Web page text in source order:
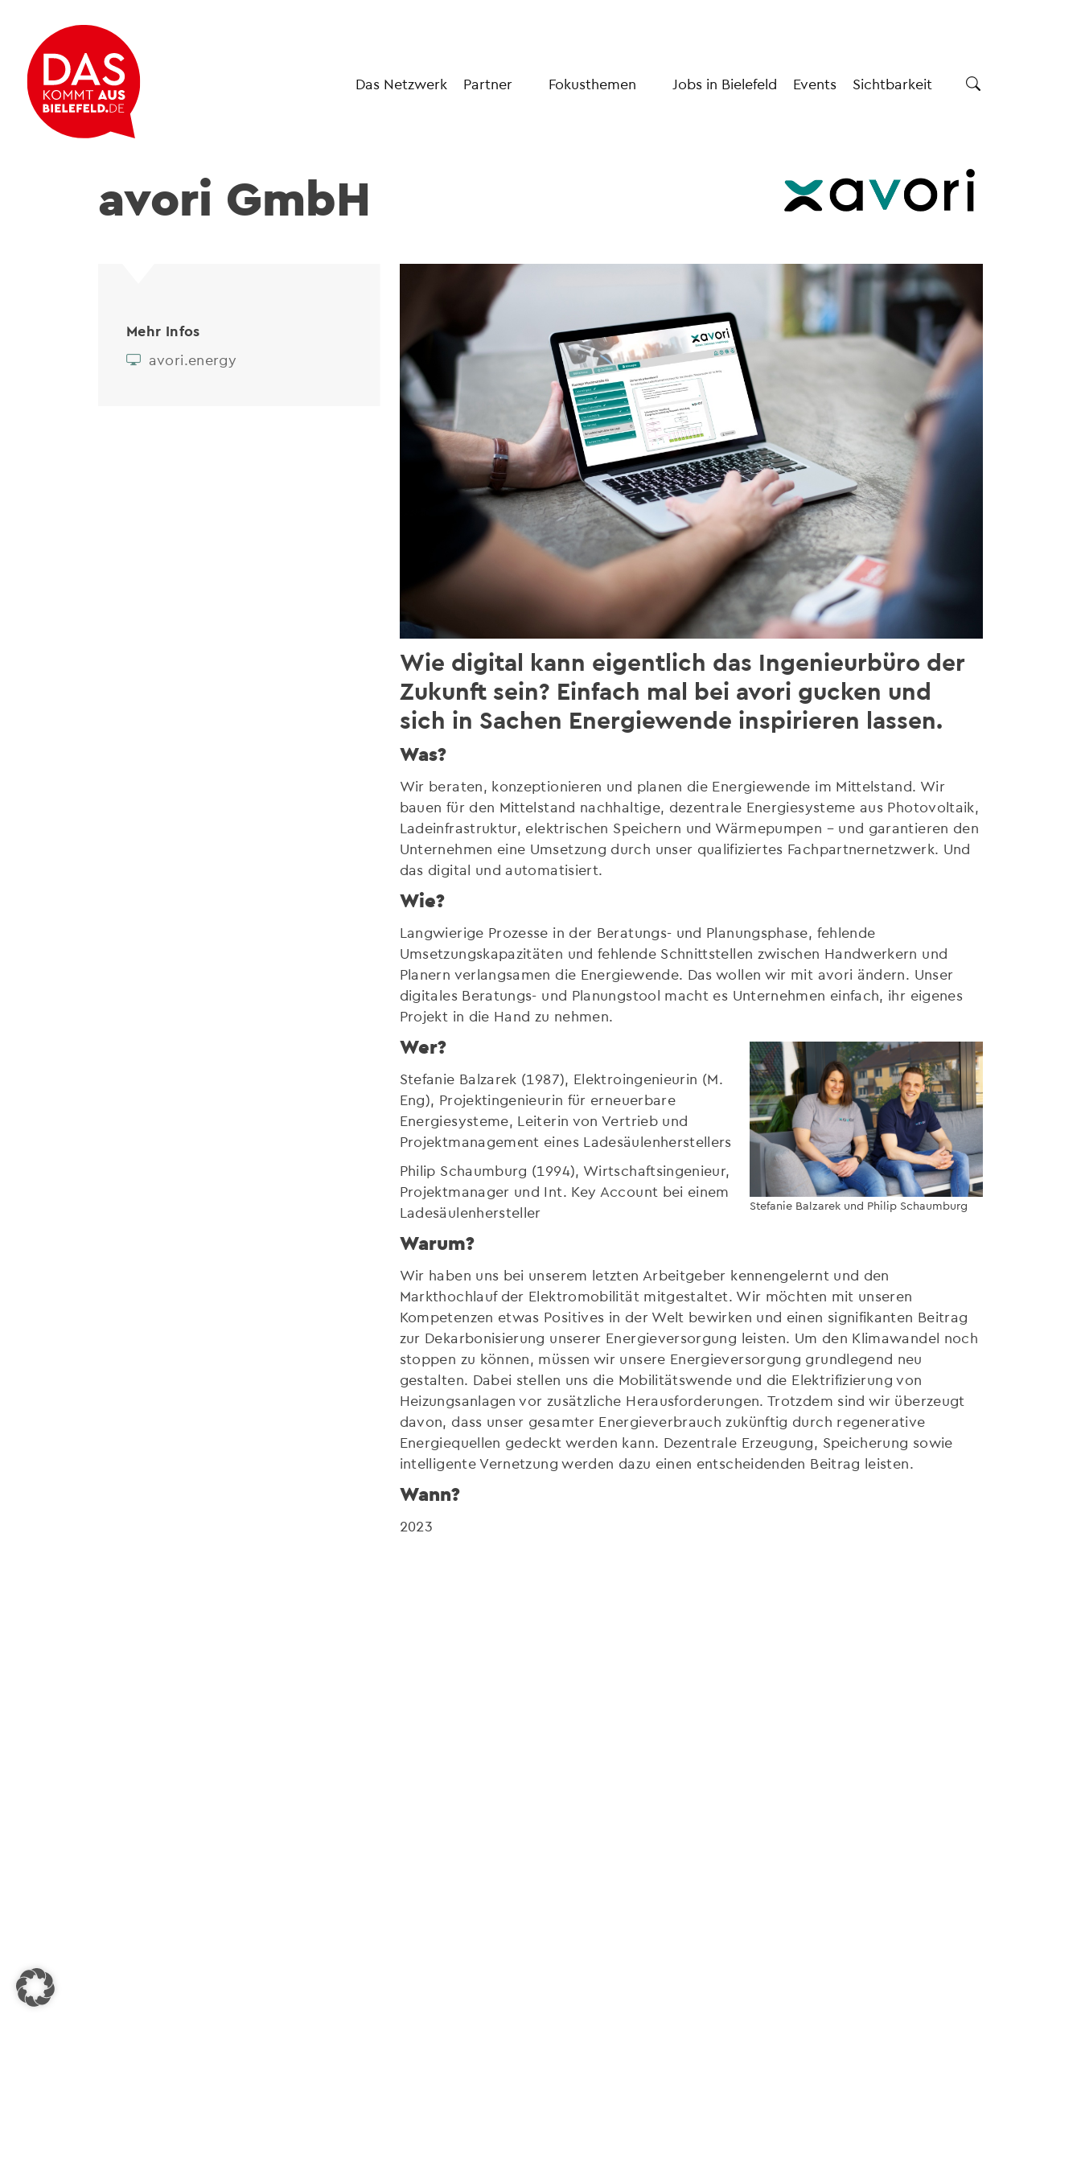
Das Netzwerk Partner Fokusthemen Jobs in Bielefeld Events Sichtbarkeit
avori GmbH
Mehr Infos
avori.energy
Wie digital kann eigentlich das Ingenieurbüro der
Zukunft sein? Einfach mal bei avori gucken und
sich in Sachen Energiewende inspirieren lassen.
Was?
Wir beraten, konzeptionieren und planen die Energiewende im Mittelstand. Wir
bauen für den Mittelstand nachhaltige, dezentrale Energiesysteme aus Photovoltaik,
Ladeinfrastruktur, elektrischen Speichern und Wärmepumpen – und garantieren den
Unternehmen eine Umsetzung durch unser qualifiziertes Fachpartnernetzwerk. Und
das digital und automatisiert.
Wie?
Langwierige Prozesse in der Beratungs- und Planungsphase, fehlende
Umsetzungskapazitäten und fehlende Schnittstellen zwischen Handwerkern und
Planern verlangsamen die Energiewende. Das wollen wir mit avori ändern. Unser
digitales Beratungs- und Planungstool macht es Unternehmen einfach, ihr eigenes
Projekt in die Hand zu nehmen.
Stefanie Balzarek und Philip Schaumburg
Wer?
Stefanie Balzarek (1987), Elektroingenieurin (M.
Eng), Projektingenieurin für erneuerbare
Energiesysteme, Leiterin von Vertrieb und
Projektmanagement eines Ladesäulenherstellers
Philip Schaumburg (1994), Wirtschaftsingenieur,
Projektmanager und Int. Key Account bei einem
Ladesäulenhersteller
Warum?
Wir haben uns bei unserem letzten Arbeitgeber kennengelernt und den
Markthochlauf der Elektromobilität mitgestaltet. Wir möchten mit unseren
Kompetenzen etwas Positives in der Welt bewirken und einen signifikanten Beitrag
zur Dekarbonisierung unserer Energieversorgung leisten. Um den Klimawandel noch
stoppen zu können, müssen wir unsere Energieversorgung grundlegend neu
gestalten. Dabei stellen uns die Mobilitätswende und die Elektrifizierung von
Heizungsanlagen vor zusätzliche Herausforderungen. Trotzdem sind wir überzeugt
davon, dass unser gesamter Energieverbrauch zukünftig durch regenerative
Energiequellen gedeckt werden kann. Dezentrale Erzeugung, Speicherung sowie
intelligente Vernetzung werden dazu einen entscheidenden Beitrag leisten.
Wann?
2023